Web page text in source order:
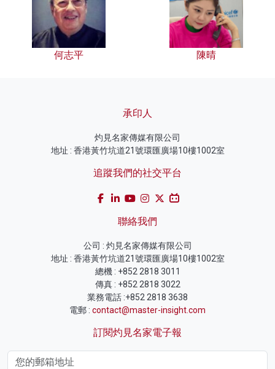
何志平 陳晴
承印人
灼見名家傳媒有限公司
地址 : 香港黃竹坑道21號環匯廣場10樓1002室
追蹤我們的社交平台
聯絡我們
公司 : 灼見名家傳媒有限公司
地址 : 香港黃竹坑道21號環匯廣場10樓1002室
總機 : +852 2818 3011
傳真 : +852 2818 3022
業務電話 :+852 2818 3638
電郵 : contact@master-insight.com
訂閱灼見名家電子報